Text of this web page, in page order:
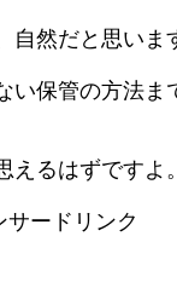
然だと思いま
保管の方法
るはずですよ。
サードリンク